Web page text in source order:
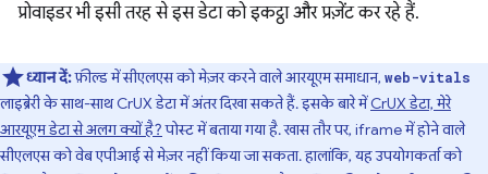
प्रोवाइडर भी इसी तरह से इस डेटा को इकट्ठा और प्रज़ेंट कर रहे हैं.
ध्यान दें:फ़ील्ड में सीएलएस को मेज़र करने वाले आरयूएम समाधान, web-vitals
लाइब्रेरी के साथ-साथ CrUX डेटा में अंतर दिखा सकते हैं. इसके बारे मेंCrUX डेटा, मेरे
आरयूएम डेटा से अलग क्यों है?पोस्ट में बताया गया है. खास तौर पर, iframe में होने वाले
सीएलएस को वेब एपीआई से मेज़र नहीं किया जा सकता. हालांकि, यह उपयोगकर्ता को